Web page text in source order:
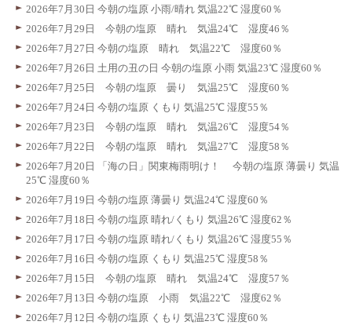
2026年7月30日 今朝の塩原 小雨/晴れ 気温22℃ 湿度60％
2026年7月29日 今朝の塩原 晴れ 気温24℃ 湿度46％
2026年7月27日 今朝の塩原 晴れ 気温22℃ 湿度60％
2026年7月26日 土用の丑の日 今朝の塩原 小雨 気温23℃ 湿度60％
2026年7月25日 今朝の塩原 曇り 気温25℃ 湿度60％
2026年7月24日 今朝の塩原 くもり 気温25℃ 湿度55％
2026年7月23日 今朝の塩原 晴れ 気温26℃ 湿度54％
2026年7月22日 今朝の塩原 晴れ 気温27℃ 湿度58％
2026年7月20日 「海の日」関東梅雨明け！ 今朝の塩原 薄曇り 気温
25℃ 湿度60％
2026年7月19日 今朝の塩原 薄曇り 気温24℃ 湿度60％
2026年7月18日 今朝の塩原 晴れ/くもり 気温26℃ 湿度62％
2026年7月17日 今朝の塩原 晴れ/くもり 気温26℃ 湿度55％
2026年7月16日 今朝の塩原 くもり 気温25℃ 湿度58％
2026年7月15日 今朝の塩原 晴れ 気温24℃ 湿度57％
2026年7月13日 今朝の塩原 小雨 気温22℃ 湿度62％
2026年7月12日 今朝の塩原 くもり 気温23℃ 湿度60％